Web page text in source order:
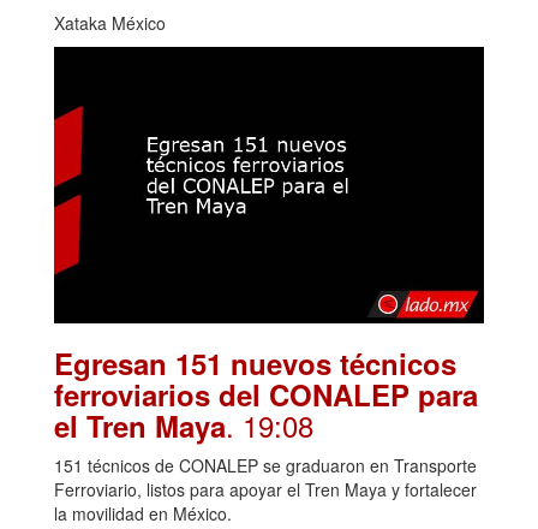
Xataka México
Egresan 151 nuevos técnicos
ferroviarios del CONALEP para
el Tren Maya. 19:08
151 técnicos de CONALEP se graduaron en Transporte
Ferroviario, listos para apoyar el Tren Maya y fortalecer
la movilidad en México.